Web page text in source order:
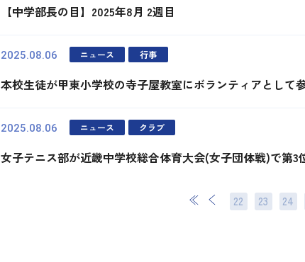
【中学部長の目】2025年8月 2週目
2025.08.06 ニュース 行事
本校生徒が甲東小学校の寺子屋教室にボランティアとして
2025.08.06 ニュース クラブ
女子テニス部が近畿中学校総合体育大会(女子団体戦)で第3
22 23 24